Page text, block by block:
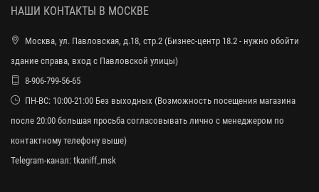
НАШИ КОНТАКТЫ В МОСКВЕ
Москва, ул. Павловская, д.18, стр.2 (Бизнес-центр 18.2 - нужно обойти
здание справа, вход с Павловской улицы)
8-906-799-56-65
ПН-ВС: 10:00-21:00 Без выходных (Возможность посещения магазина
после 20:00 большая просьба согласовывать лично с менеджером по
контактному телефону выше)
Telegram-канал: tkaniff_msk